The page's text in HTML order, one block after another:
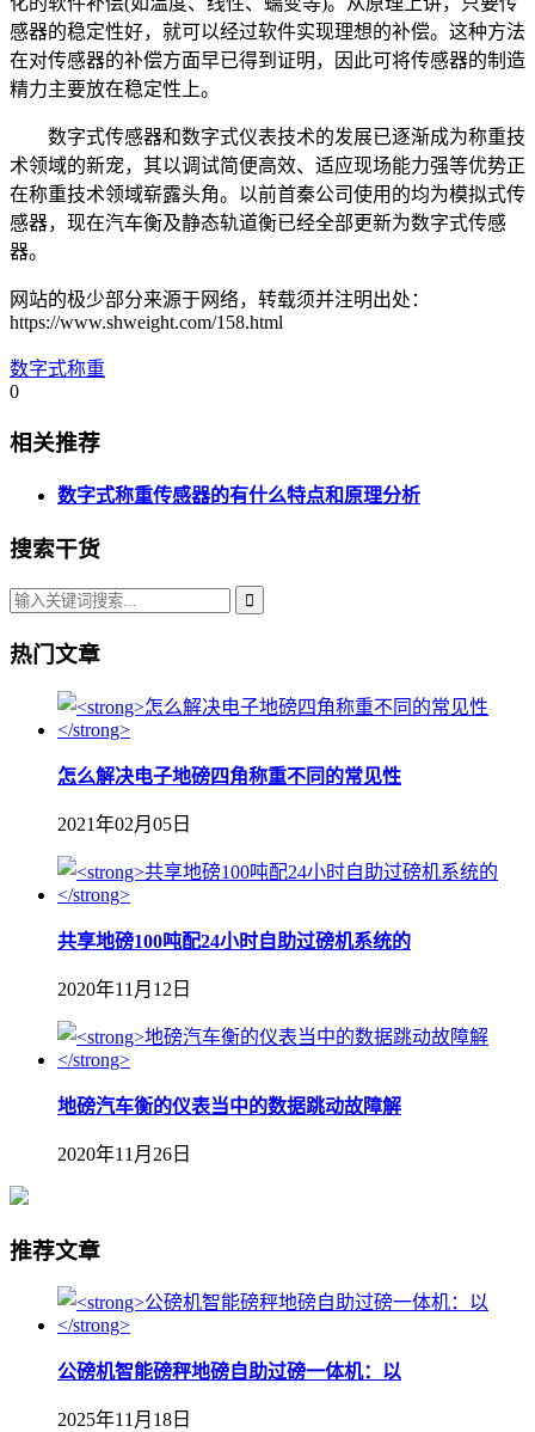
感器的稳定性好，就可以经过软件实现理想的补偿。这种方法
在对传感器的补偿方面早已得到证明，因此可将传感器的制造
精力主要放在稳定性上。
数字式传感器和数字式仪表技术的发展已逐渐成为称重技
术领域的新宠，其以调试简便高效、适应现场能力强等优势正
在称重技术领域崭露头角。以前首秦公司使用的均为模拟式传
感器，现在汽车衡及静态轨道衡已经全部更新为数字式传感
器。
网站的极少部分来源于网络，转载须并注明出处：
https://www.shweight.com/158.html
数字式称重
0
相关推荐
数字式称重传感器的有什么特点和原理分析
搜索干货
热门文章
怎么解决电子地磅四角称重不同的常见性
2021年02月05日
共享地磅100吨配24小时自助过磅机系统的
2020年11月12日
地磅汽车衡的仪表当中的数据跳动故障解
2020年11月26日
推荐文章
公磅机智能磅秤地磅自助过磅一体机：以
2025年11月18日